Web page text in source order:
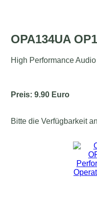
OPA134UA
High Performance
Preis: 9.90 Euro
Bitte die Verfügbarkeit